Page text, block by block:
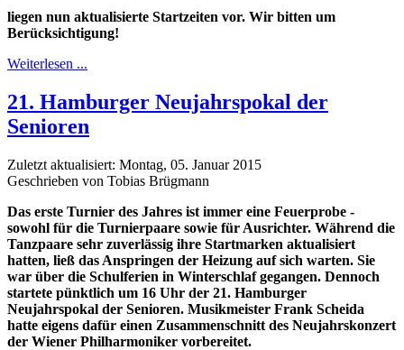
liegen nun aktualisierte Startzeiten vor. Wir bitten um
Berücksichtigung!
Weiterlesen ...
21. Hamburger Neujahrspokal der
Senioren
Zuletzt aktualisiert: Montag, 05. Januar 2015
Geschrieben von Tobias Brügmann
Das erste Turnier des Jahres ist immer eine Feuerprobe -
sowohl für die Turnierpaare sowie für Ausrichter. Während die
Tanzpaare sehr zuverlässig ihre Startmarken aktualisiert
hatten, ließ das Anspringen der Heizung auf sich warten. Sie
war über die Schulferien in Winterschlaf gegangen. Dennoch
startete pünktlich um 16 Uhr der 21. Hamburger
Neujahrspokal der Senioren. Musikmeister Frank Scheida
hatte eigens dafür einen Zusammenschnitt des Neujahrskonzert
der Wiener Philharmoniker vorbereitet.